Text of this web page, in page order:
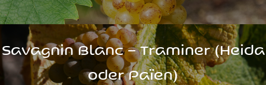
Savagnin Blanc – Traminer (Heida
oder Païen)